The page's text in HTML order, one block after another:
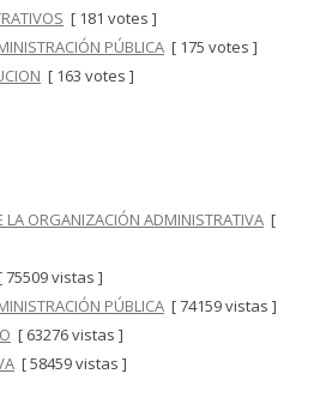
[ 181 votes ]
PÚBLICA [ 175 votes ]
[ 163 votes ]
LA ORGANIZACIÓN ADMINISTRATIVA [
75509 vistas ]
PÚBLICA [ 74159 vistas ]
[ 63276 vistas ]
[ 58459 vistas ]